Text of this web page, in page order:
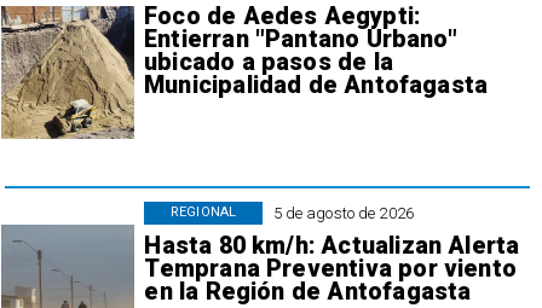
Foco de Aedes Aegypti:
Entierran "Pantano Urbano"
ubicado a pasos de la
Municipalidad de Antofagasta
5 de agosto de 2026
Hasta 80 km/h: Actualizan Alerta
Temprana Preventiva por viento
en la Región de Antofagasta
REGIONAL